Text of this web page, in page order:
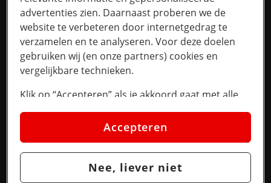
advertenties zien. Daarnaast proberen we de
website te verbeteren door internetgedrag te
verzamelen en te analyseren. Voor deze doelen
gebruiken wij (en onze partners) cookies en
vergelijkbare technieken.
Klik op “Accepteren” als je akkoord gaat met alle
cookies. Kies je voor “Nee, liever niet”, dan
plaatsen we alleen strikt noodzakelijke cookies om
de website goed te laten werken. Dat betekent dat
we geen vormen van personalisatie toepassen.
Via cookie instellingen kan je zelf bepalen welke
Accepteren
Nee, liever niet